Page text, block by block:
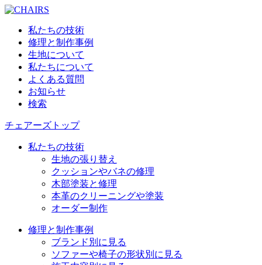
私たちの技術
修理と制作事例
生地について
私たちについて
よくある質問
お知らせ
検索
チェアーズトップ
私たちの技術
生地の張り替え
クッションやバネの修理
木部塗装と修理
本革のクリーニングや塗装
オーダー制作
修理と制作事例
ブランド別に見る
ソファーや椅子の形状別に見る